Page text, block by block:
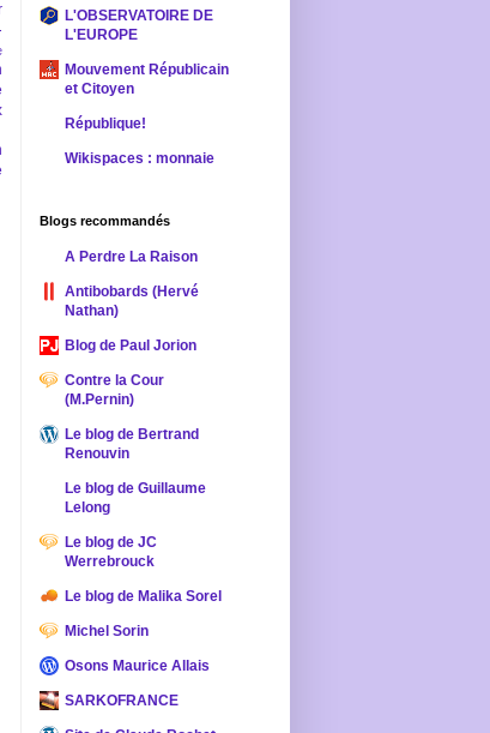
L'OBSERVATOIRE DE
L'EUROPE
Mouvement Républicain
et Citoyen
République!
Wikispaces : monnaie
Blogs recommandés
A Perdre La Raison
Antibobards (Hervé
Nathan)
Blog de Paul Jorion
Contre la Cour
(M.Pernin)
Le blog de Bertrand
Renouvin
Le blog de Guillaume
Lelong
Le blog de JC
Werrebrouck
Le blog de Malika Sorel
Michel Sorin
Osons Maurice Allais
SARKOFRANCE